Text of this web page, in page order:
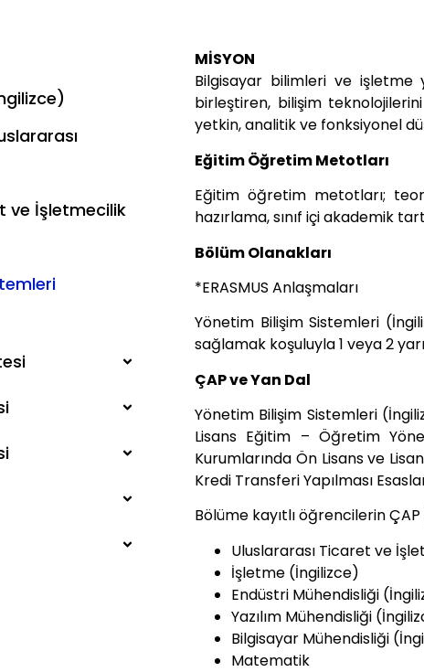
ve İşletmecilik
MİSYON
Bilgisayar bilimleri ve işletme
birleştiren, bilişim
yetkin, analitik ve fonksiyonel
Eğitim Öğretim Metotları
Eğitim öğretim metotları;
hazırlama, sınıf içi akademik
Bölüm Olanakları
*ERASMUS Anlaşmaları
Yönetim Bilişim Sistemleri
sağlamak koşuluyla 1 veya 2
ÇAP ve Yan Dal
Yönetim Bilişim Sistemleri
Lisans Eğitim – Öğretim
Kurumlarında Ön Lisans ve
Kredi Transferi Yapılması
Bölüme kayıtlı öğrencilerin
Uluslararası Ticaret ve
İşletme (İngilizce)
Endüstri Mühendisliği
Yazılım Mühendisliği
Bilgisayar Mühendisliği
Matematik